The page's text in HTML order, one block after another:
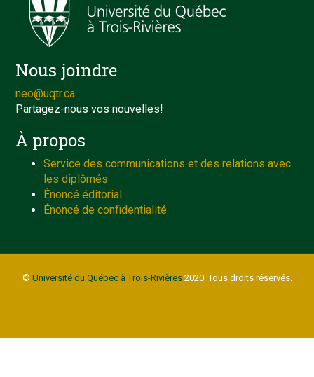
Nous joindre
neo@uqtr.ca
Partagez-nous vos nouvelles!
À propos
Service des communications et des relations avec
les diplômés
Énoncé éditorial
Énoncé de confidentialité
© Université du Québec à Trois-Rivières2020. Tous droits réservés.